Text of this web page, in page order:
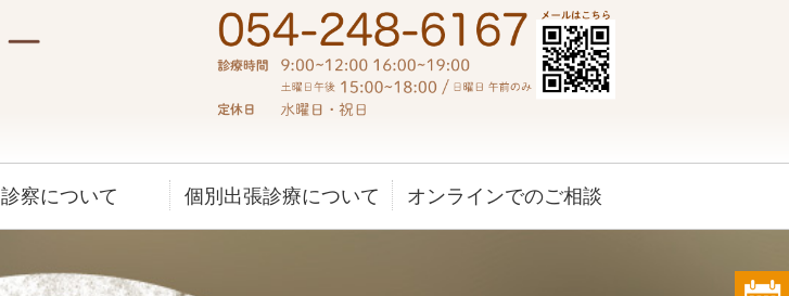
静岡動物漢方鍼灸センター｜静岡県葵区西草深町
診察について 個別出張診療について オンラインでのご相談